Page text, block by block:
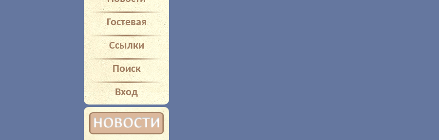
Гостевая
Ссылки
Поиск
Вход